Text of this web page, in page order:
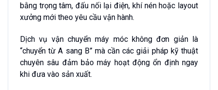
bằng trọng tâm, đấu nối lại điện, khí nén hoặc layout
xưởng mới theo yêu cầu vận hành.
Dịch vụ vận chuyển máy móc không đơn giản là
“chuyển từ A sang B” mà cần các giải pháp kỹ thuật
chuyên sâu đảm bảo máy hoạt động ổn định ngay
khi đưa vào sản xuất.